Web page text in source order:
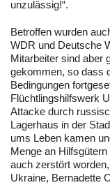
unzulässig!“.
Betroffen wurden
WDR und Deutsche
Mitarbeiter sind aber
gekommen, so dass
Bedingungen
Flüchtlingshilfswerk
Attacke durch
Lagerhaus in der
ums Leben kamen
Menge an
auch zerstört
Ukraine, Bernadette